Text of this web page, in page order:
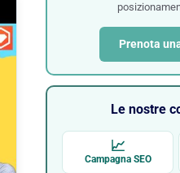
Prenota
Le nostre
📈
Campagna SEO